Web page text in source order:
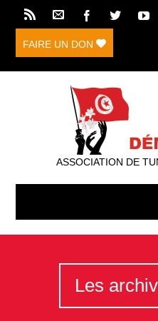
FAIRE UN DON
ASSOCIATION DE
Les